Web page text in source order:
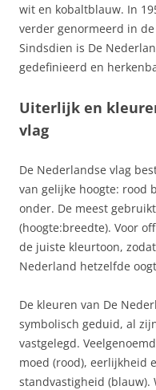
wit en kobaltblauw. In
verder genormeerd in
Sindsdien is De
gedefinieerd en
Uiterlijk en
vlag
De Nederlandse vlag
van gelijke hoogte: rood
onder. De meest
(hoogte:breedte). Voor
de juiste kleurtoon,
Nederland hetzelfde
De kleuren van De
symbolisch geduid, al
vastgelegd.
moed (rood), eerlijkheid
standvastigheid (blauw).